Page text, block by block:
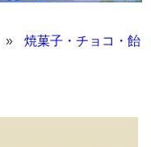
» 焼菓子・チョコ・飴